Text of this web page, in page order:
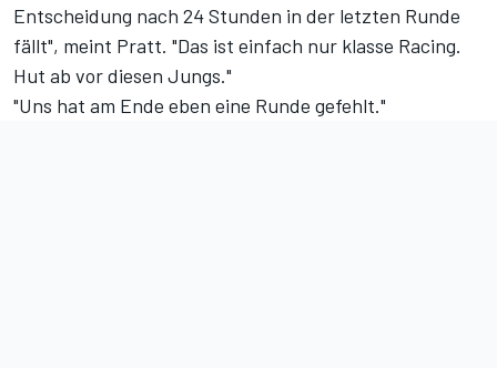
Entscheidung nach 24 Stunden in der letzten Runde
fällt", meint Pratt. "Das ist einfach nur klasse Racing.
Hut ab vor diesen Jungs."
"Uns hat am Ende eben eine Runde gefehlt."